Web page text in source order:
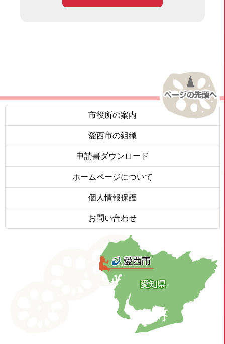
市役所の案内
愛西市の組織
申請書ダウンロード
ホームページについて
個人情報保護
お問い合わせ